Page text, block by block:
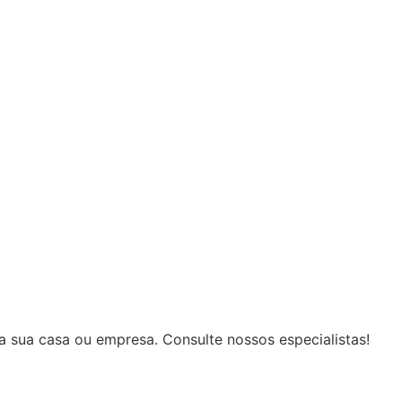
casa ou empresa. Consulte nossos especialistas!